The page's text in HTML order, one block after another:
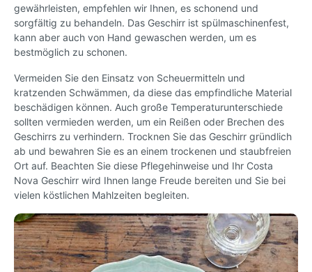
gewährleisten, empfehlen wir Ihnen, es schonend und
sorgfältig zu behandeln. Das Geschirr ist spülmaschinenfest,
kann aber auch von Hand gewaschen werden, um es
bestmöglich zu schonen.
Vermeiden Sie den Einsatz von Scheuermitteln und
kratzenden Schwämmen, da diese das empfindliche Material
beschädigen können. Auch große Temperaturunterschiede
sollten vermieden werden, um ein Reißen oder Brechen des
Geschirrs zu verhindern. Trocknen Sie das Geschirr gründlich
ab und bewahren Sie es an einem trockenen und staubfreien
Ort auf. Beachten Sie diese Pflegehinweise und Ihr Costa
Nova Geschirr wird Ihnen lange Freude bereiten und Sie bei
vielen köstlichen Mahlzeiten begleiten.